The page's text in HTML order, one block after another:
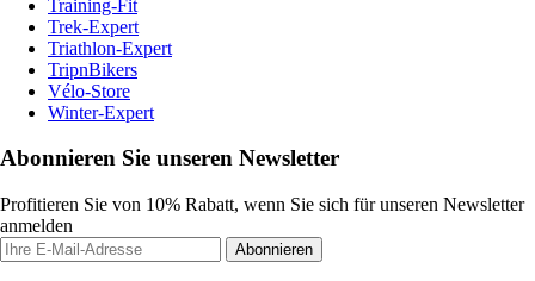
Training-Fit
Trek-Expert
Triathlon-Expert
TripnBikers
Vélo-Store
Winter-Expert
Abonnieren Sie unseren Newsletter
Profitieren Sie von 10% Rabatt, wenn Sie sich für unseren Newsletter
anmelden
Abonnieren